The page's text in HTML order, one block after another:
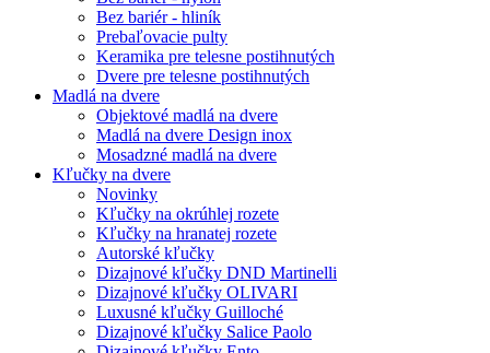
Bez bariér - hliník
Prebaľovacie pulty
Keramika pre telesne postihnutých
Dvere pre telesne postihnutých
Madlá na dvere
Objektové madlá na dvere
Madlá na dvere Design inox
Mosadzné madlá na dvere
Kľučky na dvere
Novinky
Kľučky na okrúhlej rozete
Kľučky na hranatej rozete
Autorské kľučky
Dizajnové kľučky DND Martinelli
Dizajnové kľučky OLIVARI
Luxusné kľučky Guilloché
Dizajnové kľučky Salice Paolo